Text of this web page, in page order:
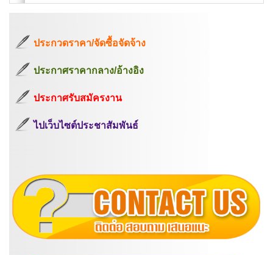
ประกวดราคา/จัดซื้อจัดจ้าง
ประกาศราคากลาง/อ้างอิง
ประกาศรับสมัครงาน
ไปเว็บไซต์ประชาสัมพันธ์